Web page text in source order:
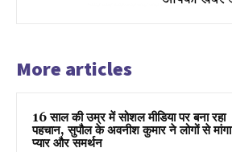
More articles
16 साल की उम्र में सोशल मीडिया पर बना रहा
पहचान, सुपौल के अवनीश कुमार ने लोगों से मांगा
प्यार और समर्थन